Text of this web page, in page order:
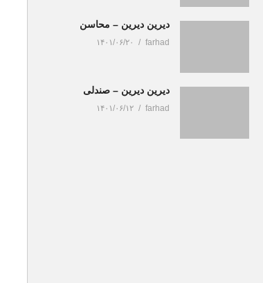
دیرین دیرین – محاسن
farhad ۱۴۰۱/۰۶/۲۰
دیرین دیرین – صندلی
farhad ۱۴۰۱/۰۶/۱۲